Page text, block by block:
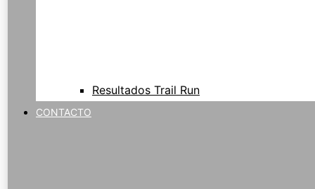
Resultados Trail Run
CONTACTO